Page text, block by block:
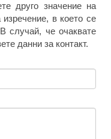
друго значение на
в което се
случай, че очаквате
данни за контакт.